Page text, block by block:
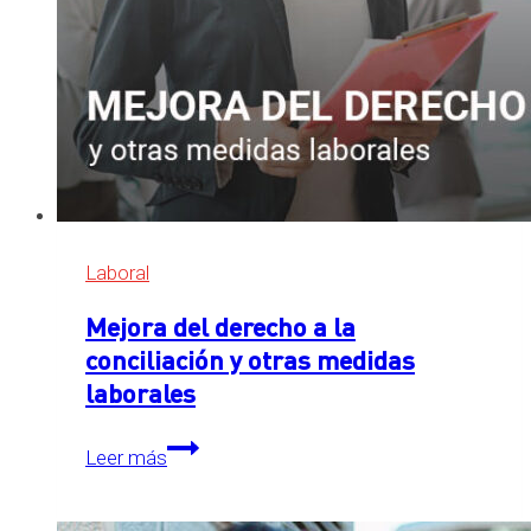
Laboral
Mejora del derecho a la
conciliación y otras medidas
laborales
Leer más
Mejora
del